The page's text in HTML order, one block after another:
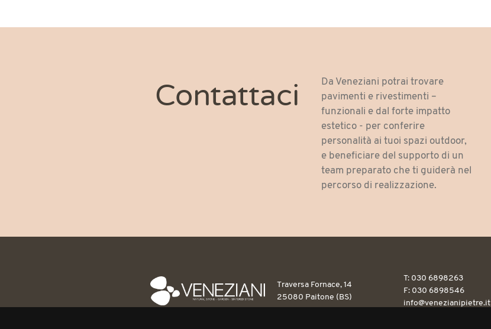
Contattaci
Da Veneziani potrai trovare
pavimenti e rivestimenti –
funzionali e dal forte impatto
estetico - per conferire
personalità ai tuoi spazi outdoor,
e beneficiare del supporto di un
team preparato che ti guiderà nel
percorso di realizzazione.
Traversa Fornace, 14
25080 Paitone (BS)
T: 030 6898263
F: 030 6898546
info@venezianipietre.it